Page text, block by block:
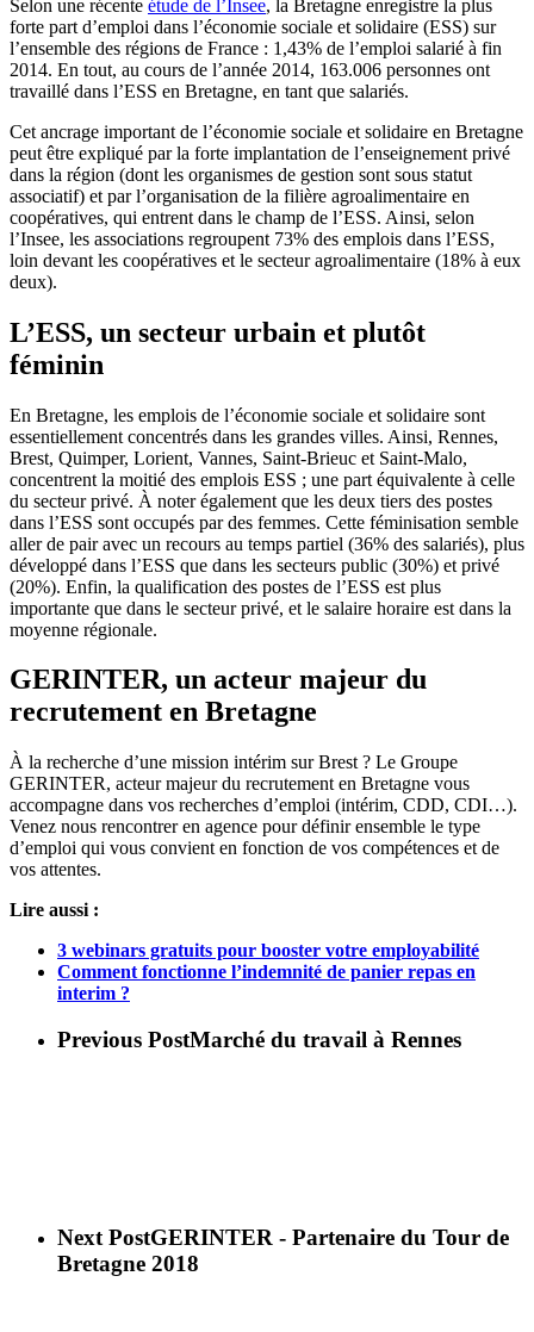
Selon une récente étude de l’Insee, la Bretagne enregistre la plus
forte part d’emploi dans l’économie sociale et solidaire (ESS) sur
l’ensemble des régions de France : 1,43% de l’emploi salarié à fin
2014. En tout, au cours de l’année 2014, 163.006 personnes ont
travaillé dans l’ESS en Bretagne, en tant que salariés.
Cet ancrage important de l’économie sociale et solidaire en Bretagne
peut être expliqué par la forte implantation de l’enseignement privé
dans la région (dont les organismes de gestion sont sous statut
associatif) et par l’organisation de la filière agroalimentaire en
coopératives, qui entrent dans le champ de l’ESS. Ainsi, selon
l’Insee, les associations regroupent 73% des emplois dans l’ESS,
loin devant les coopératives et le secteur agroalimentaire (18% à eux
deux).
L’ESS, un secteur urbain et plutôt
féminin
En Bretagne, les emplois de l’économie sociale et solidaire sont
essentiellement concentrés dans les grandes villes. Ainsi, Rennes,
Brest, Quimper, Lorient, Vannes, Saint-Brieuc et Saint-Malo,
concentrent la moitié des emplois ESS ; une part équivalente à celle
du secteur privé. À noter également que les deux tiers des postes
dans l’ESS sont occupés par des femmes. Cette féminisation semble
aller de pair avec un recours au temps partiel (36% des salariés), plus
développé dans l’ESS que dans les secteurs public (30%) et privé
(20%). Enfin, la qualification des postes de l’ESS est plus
importante que dans le secteur privé, et le salaire horaire est dans la
moyenne régionale.
GERINTER, un acteur majeur du
recrutement en Bretagne
À la recherche d’une mission intérim sur Brest ? Le Groupe
GERINTER, acteur majeur du recrutement en Bretagne vous
accompagne dans vos recherches d’emploi (intérim, CDD, CDI…).
Venez nous rencontrer en agence pour définir ensemble le type
d’emploi qui vous convient en fonction de vos compétences et de
vos attentes.
Lire aussi :
3 webinars gratuits pour booster votre employabilité
Comment fonctionne l’indemnité de panier repas en
interim ?
Previous PostMarché du travail à Rennes
Next PostGERINTER - Partenaire du Tour de
Bretagne 2018